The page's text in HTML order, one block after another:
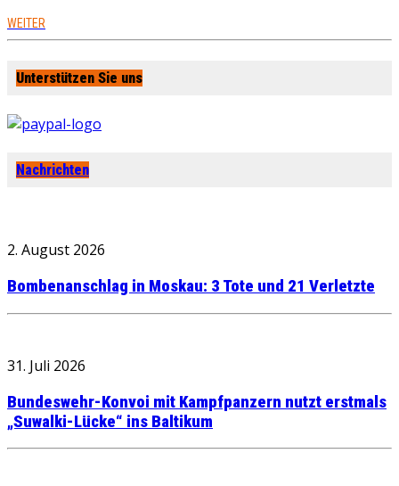
WEITER
Unterstützen Sie uns
Nachrichten
2. August 2026
Bombenanschlag in Moskau: 3 Tote und 21 Verletzte
31. Juli 2026
Bundeswehr-Konvoi mit Kampfpanzern nutzt erstmals
„Suwalki-Lücke“ ins Baltikum